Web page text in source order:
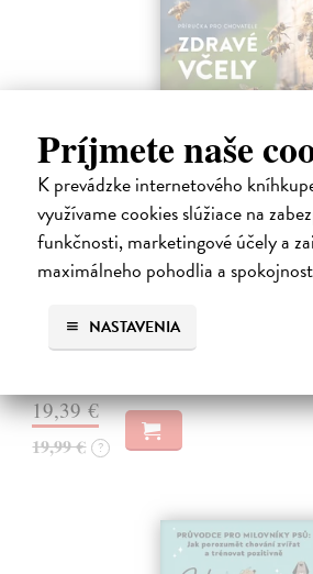
Príjmete naše
K prevádzke internetového
využívame cookies slúžiace na
funkčnosti, marketingové účely a
maximálneho pohodlia a
NASTAVENIA
Zdravé včely - příručka
Ritter Wolfgang| Kniha
Toto zásadní dílo bylo výrazně rozšířeno o
fotografií a přehledných grafik a kompletně
nejnovějších poznatků praxe i současného
chov včely…
19,39 €
19,99 € ?